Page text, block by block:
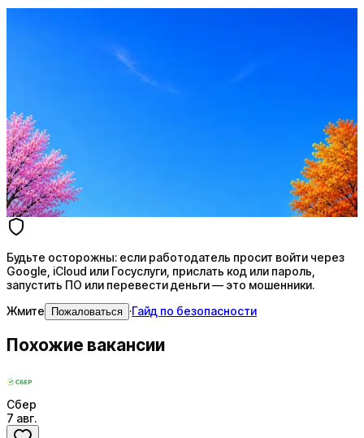
Стратегия поиска с AI: рынки, позиции, вилка, каналы
Будьте осторожны: если работодатель просит войти через
Google, iCloud или Госуслуги, прислать код или пароль,
запустить ПО или перевести деньги — это мошенники.
Жмите
Пожаловаться ·Гайд по безопасности
Похожие вакансии
Сбер
7 авг.